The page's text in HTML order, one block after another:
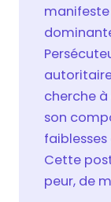
cherche
son
Cette
peur, de